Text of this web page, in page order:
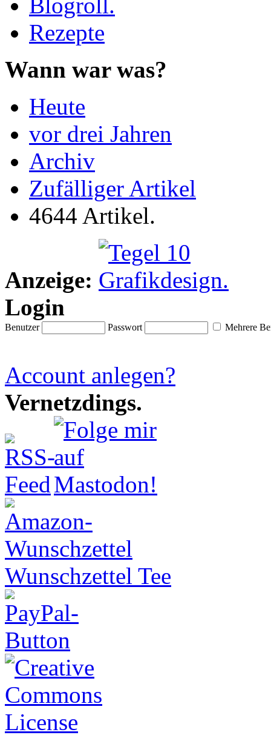
Rezepte
Wann war was?
Heute
vor drei Jahren
Archiv
Zufälliger Artikel
4644 Artikel.
Anzeige:
Login
Benutzer Passwort Mehrere
Account anlegen?
Vernetzdings.
Wunschzettel Tee